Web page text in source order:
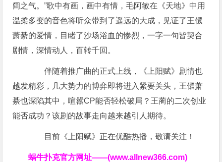
阔之气。”歌中有画，画中有情，毛阿敏在《天地》中用
温柔多变的音色将听众带到了遥远的大成，见证了王儇
萧綦的爱情，目睹了沙场浴血的惨烈，一字一句皆契合
剧情，深情动人，百转千回。
伴随着推广曲的正式上线，《上阳赋》剧情也
越发精彩，几大势力的博弈即将进入紧要关头，王儇萧
綦也深陷其中，喧嚣CP能否轻松破局？王蔺的二次创业
能否成功？该剧的故事走向越来越引人期待。
目前《上阳赋》正在优酷热播，敬请关注！
蜗牛扑克官方网址——(www.allnew366.com)